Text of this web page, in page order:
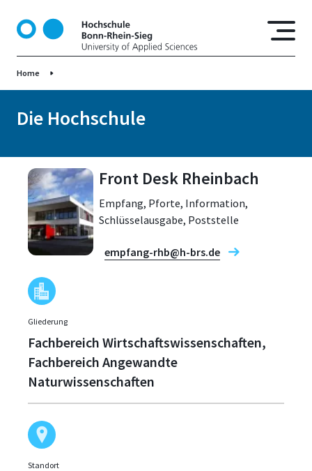
t
I
Home
Die Hochschule
Front Desk Rheinbach
Empfang, Pforte, Information,
Schlüsselausgabe, Poststelle
empfang-rhb@h-brs.de
Gliederung
Fachbereich Wirtschaftswissenschaften,
Fachbereich Angewandte
Naturwissenschaften
Standort